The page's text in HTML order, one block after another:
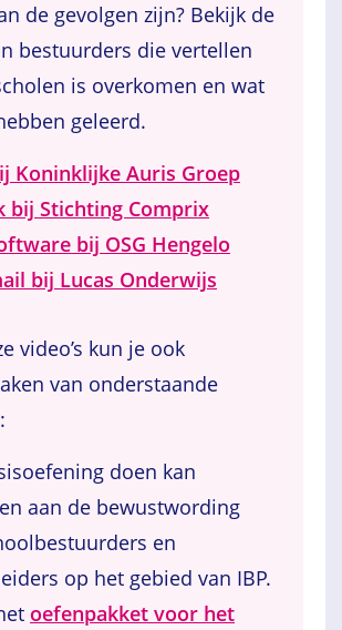
de gevolgen zijn? Bekijk de
bestuurders die vertellen
is overkomen en wat
geleerd.
Koninklijke Auris Groep
bij Stichting Comprix
bij OSG Hengelo
bij Lucas Onderwijs
video’s kun je ook
van onderstaande
doen kan
aan de bewustwording
en
op het gebied van IBP.
oefenpakket voor het